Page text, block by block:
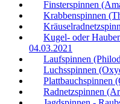
Finsterspinnen
Krabbenspinnen
Kugel- oder
04.03.2021
Laufspinnen
Luchsspinnen
Plattbauchspinnen
Radnetzspinnen